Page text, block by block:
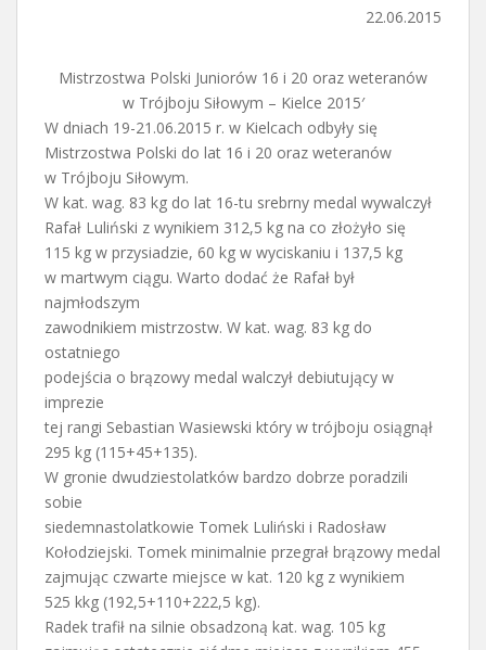
22.06.2015
Mistrzostwa Polski Juniorów 16 i 20 oraz weteranów
w Trójboju Siłowym – Kielce 2015′
W dniach 19-21.06.2015 r. w Kielcach odbyły się
Mistrzostwa Polski do lat 16 i 20 oraz weteranów
w Trójboju Siłowym.
W kat. wag. 83 kg do lat 16-tu srebrny medal wywalczył
Rafał Luliński z wynikiem 312,5 kg na co złożyło się
115 kg w przysiadzie, 60 kg w wyciskaniu i 137,5 kg
w martwym ciągu. Warto dodać że Rafał był
najmłodszym
zawodnikiem mistrzostw. W kat. wag. 83 kg do
ostatniego
podejścia o brązowy medal walczył debiutujący w
imprezie
tej rangi Sebastian Wasiewski który w trójboju osiągnął
295 kg (115+45+135).
W gronie dwudziestolatków bardzo dobrze poradzili
sobie
siedemnastolatkowie Tomek Luliński i Radosław
Kołodziejski. Tomek minimalnie przegrał brązowy medal
zajmując czwarte miejsce w kat. 120 kg z wynikiem
525 kkg (192,5+110+222,5 kg).
Radek trafił na silnie obsadzoną kat. wag. 105 kg